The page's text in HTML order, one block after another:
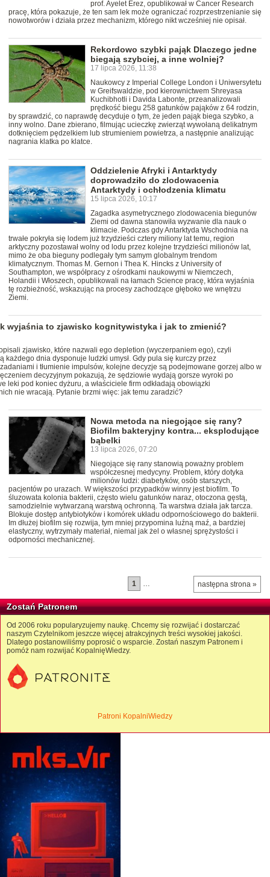
prof. Ayelet Erez, opublikował w Cancer Research
pracę, która pokazuje, że ten sam lek może ograniczać rozprzestrzenianie się
nowotworów i działa przez mechanizm, którego nikt wcześniej nie opisał.
Rekordowo szybki pająk Dlaczego jedne
biegają szybciej, a inne wolniej?
17 lipca 2026, 11:38
Naukowcy z Imperial College London i Uniwersytetu
w Greifswaldzie, pod kierownictwem Shreyasa
Kuchibhotli i Davida Labonte, przeanalizowali
prędkość biegu 258 gatunków pająków z 64 rodzin,
by sprawdzić, co naprawdę decyduje o tym, że jeden pająk biega szybko, a
inny wolno. Dane zbierano, filmując ucieczkę zwierząt wywołaną delikatnym
dotknięciem pędzelkiem lub strumieniem powietrza, a następnie analizując
nagrania klatka po klatce.
Oddzielenie Afryki i Antarktydy
doprowadziło do zlodowacenia
Antarktydy i ochłodzenia klimatu
15 lipca 2026, 10:17
Zagadka asymetrycznego zlodowacenia biegunów
Ziemi od dawna stanowiła wyzwanie dla nauk o
klimacie. Podczas gdy Antarktyda Wschodnia na
trwałe pokryła się lodem już trzydzieści cztery miliony lat temu, region
arktyczny pozostawał wolny od lodu przez kolejne trzydzieści milionów lat,
mimo że oba bieguny podlegały tym samym globalnym trendom
klimatycznym. Thomas M. Gernon i Thea K. Hincks z University of
Southampton, we współpracy z ośrodkami naukowymi w Niemczech,
Holandii i Włoszech, opublikowali na łamach Science pracę, która wyjaśnia
tę rozbieżność, wskazując na procesy zachodzące głęboko we wnętrzu
Ziemi.
wyjaśnia to zjawisko kognitywistyka i jak to zmienić?
zjawisko, które nazwali ego depletion (wyczerpaniem ego), czyli
dnia dysponuje ludzki umysł. Gdy pula się kurczy przez
i tłumienie impulsów, kolejne decyzje są podejmowane gorzej albo w
decyzyjnym pokazują, że sędziowie wydają gorsze wyroki po
leki pod koniec dyżuru, a właściciele firm odkładają obowiązki
nie wracają. Pytanie brzmi więc: jak temu zaradzić?
Nowa metoda na niegojące się rany?
Biofilm bakteryjny kontra... eksplodujące
bąbelki
13 lipca 2026, 07:20
Niegojące się rany stanowią poważny problem
współczesnej medycyny. Problem, który dotyka
milionów ludzi: diabetyków, osób starszych,
pacjentów po urazach. W większości przypadków winny jest biofilm. To
śluzowata kolonia bakterii, często wielu gatunków naraz, otoczona gęstą,
samodzielnie wytwarzaną warstwą ochronną. Ta warstwa działa jak tarcza.
Blokuje dostęp antybiotyków i komórek układu odpornościowego do bakterii.
Im dłużej biofilm się rozwija, tym mniej przypomina luźną maź, a bardziej
elastyczny, wytrzymały materiał, niemal jak żel o własnej sprężystości i
odporności mechanicznej.
następna strona »
1 …
Zostań Patronem
Od 2006 roku popularyzujemy naukę. Chcemy się rozwijać i dostarczać
naszym Czytelnikom jeszcze więcej atrakcyjnych treści wysokiej jakości.
Dlatego postanowiliśmy poprosić o wsparcie. Zostań naszym Patronem i
pomóż nam rozwijać KopalnięWiedzy.
Patroni KopalniWiedzy